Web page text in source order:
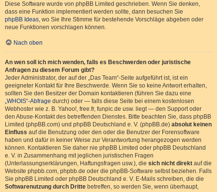
Diese Software wurde von phpBB Limited geschrieben. Wenn Sie denken,
dass eine Funktion implementiert werden sollte, dann besuchen Sie
phpBB Ideas, wo Sie Ihre Stimme für bestehende Vorschläge abgeben oder
neue Funktionen vorschlagen können.
Nach oben
An wen soll ich mich wenden, falls es Beschwerden oder juristische
Anfragen zu diesem Forum gibt?
Jeder Administrator, der auf der „Das Team“-Seite aufgeführt ist, ist ein
geeigneter Kontakt für Ihre Beschwerde. Wenn Sie so keine Antwort erhalten,
sollten Sie den Besitzer der Domain kontaktieren (führen Sie dazu eine
„WHOIS“-Abfrage durch) oder — falls diese Seite bei einem kostenlosen
Webhoster wie z. B. Yahoo!, free.fr, funpic.de usw. liegt — den Support oder
den Abuse-Kontakt des betreffenden Dienstes. Bitte beachten Sie, dass phpBB
Limited (phpBB.com) und phpBB Deutschland e. V. (phpBB.de) absolut keinen
Einfluss auf die Benutzung oder den oder die Benutzer der Forensoftware
haben und dafür in keiner Weise zur Verantwortung herangezogen werden
können. Kontaktieren Sie daher nie phpBB Limited oder phpBB Deutschland
e. V. in Zusammenhang mit jeglichen juristischen Fragen
(Unterlassungserklärungen, Haftungsfragen usw.), die sich nicht direkt auf die
Website phpbb.com, phpbb.de oder die phpBB-Software selbst beziehen. Falls
Sie phpBB Limited oder phpBB Deutschland e. V. E-Mails schreiben, die die
Softwarenutzung durch Dritte betreffen, so werden Sie, wenn überhaupt,